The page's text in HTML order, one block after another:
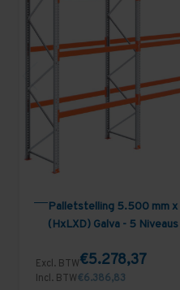
Palletstelling 5.500 mm x
(HxLXD) Galva - 5
Excl. BTW€5.278,37
Incl. BTW€6.386,83